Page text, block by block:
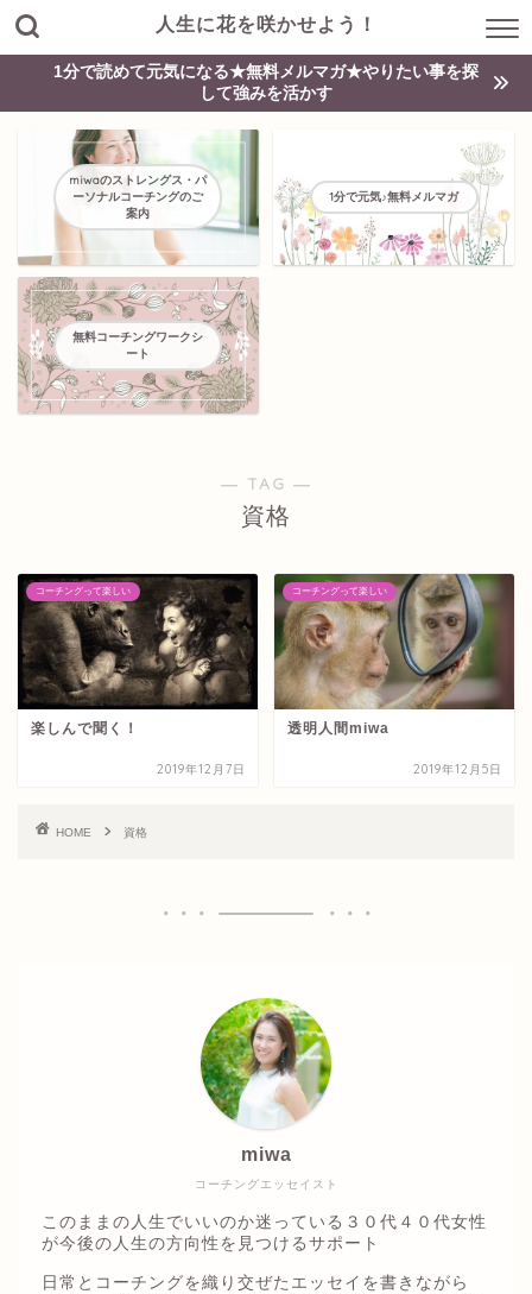
人生に花を咲かせよう！
1分で読めて元気になる★無料メルマガ★やりたい事を探
して強みを活かす
miwaのストレングス・パ
ーソナルコーチングのご
案内
1分で元気♪無料メルマガ
無料コーチングワークシ
ート
― TAG ―
資格
コーチングって楽しい
楽しんで聞く！
2019年12月7日
コーチングって楽しい
透明人間miwa
2019年12月5日
HOME 資格
コーチングエッセイスト
miwa
このままの人生でいいのか迷っている３０代４０代女性
が今後の人生の方向性を見つけるサポート
日常とコーチングを織り交ぜたエッセイを書きながら